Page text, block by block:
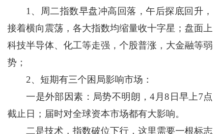
1、周二指数早盘冲高回落，午后探底回升，
接着横向震荡，各大指数均缩量收十字星；盘面上
科技半导体、化工等走强，个股普涨，大金融等弱
势；
2、短期有三个困局影响市场：
一是外部因素：局势不明朗，4月8日早上7点
截止日；届时对全球资本市场都有大影响。
二是技术，指数破位下行，这里需要一根标志